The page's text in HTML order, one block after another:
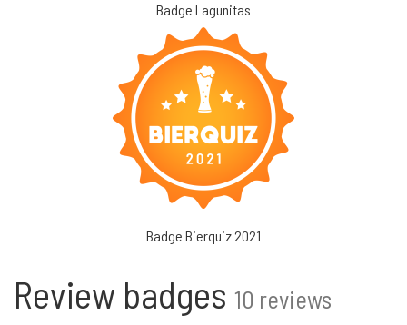
Badge Lagunitas
Badge Bierquiz 2021
Review badges 10 reviews